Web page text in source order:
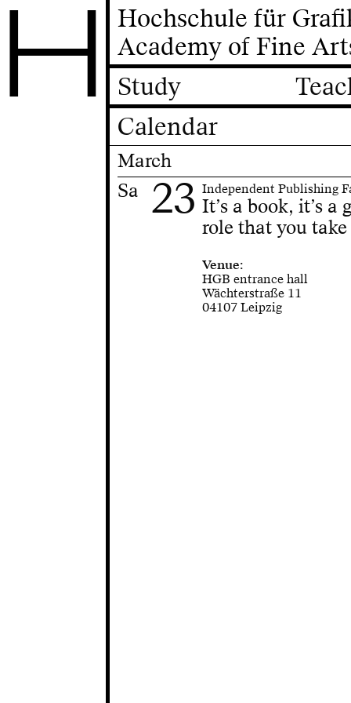
H
Hochschule für
Academy of Fine
Study
Calendar
March
Sa 23 Independent Publishing
It’s a book, it’s a
role that you take
Venue:
HGB entrance hall
Wächterstraße 11
04107 Leipzig